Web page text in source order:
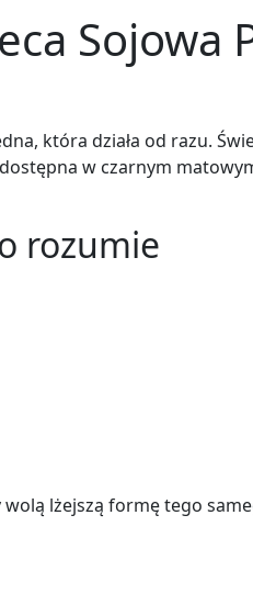
Sojowa
która działa od razu.
w czarnym
rozumie
wolą lżejszą formę tego